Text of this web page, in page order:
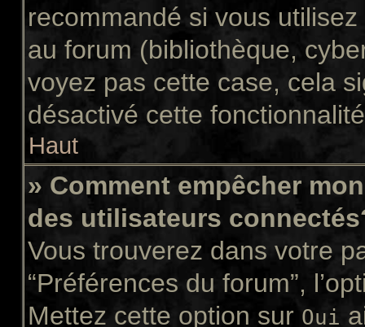
recommandé si vous
au forum (bibliothèque,
voyez pas cette case, cela
désactivé cette
Haut
» Comment empêcher
des utilisateurs
Vous trouverez dans votre
“Préférences du forum”,
Mettez cette option sur Oui